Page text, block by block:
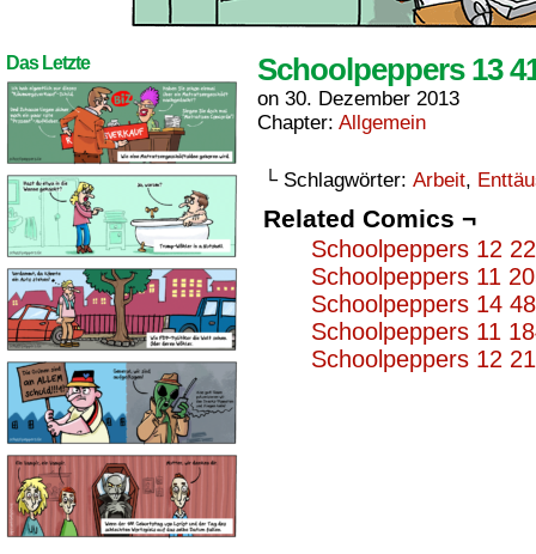
Das Letzte Schoolpeppers 13
on 30. Dezember 2013
Chapter: Allgemein
└ Schlagwörter: Arbeit,
Related Comics ¬
Schoolpeppers 12
Schoolpeppers 11
Schoolpeppers 14
Schoolpeppers 11
Schoolpeppers 12